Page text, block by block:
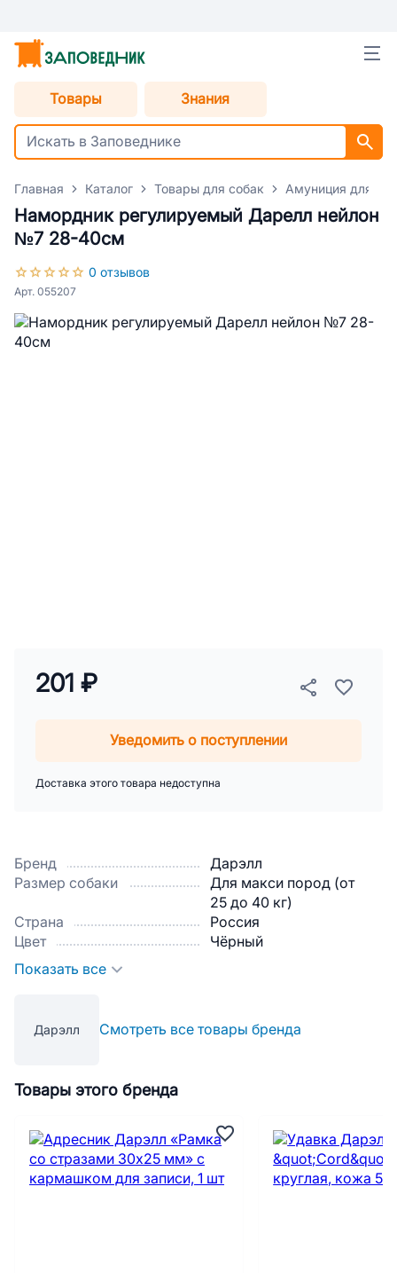
Товары Знания
Главная Каталог Товары для собак Амуниция для
Намордник регулируемый Дарелл нейлон
№7 28-40см
0 отзывов
Арт. 055207
Бренд
Дарэлл
Размер собаки
Для макси пород (от
25 до 40 кг)
Страна
Россия
Цвет
Чёрный
Показать все
Дарэлл Смотреть все товары бренда
201 ₽
Уведомить о поступлении
Доставка этого товара недоступна
Товары этого бренда